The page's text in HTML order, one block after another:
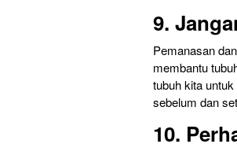
9.
Pemanasan
membantu
tubuh kita
sebelum dan
10.